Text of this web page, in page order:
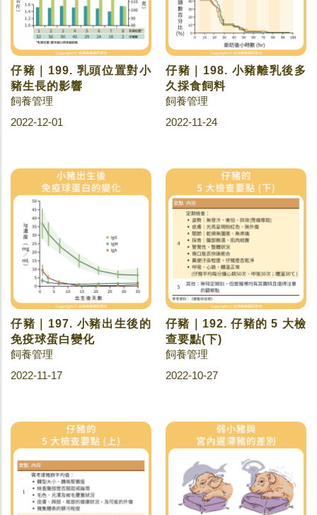
仔豬｜199. 乳頭位置對小
豬生長的影響
飼養管理
2022-12-01
仔豬｜198. 小豬離乳後多
久採食飼料
飼養管理
2022-11-24
仔豬｜197. 小豬出生後的
免疫球蛋白變化
飼養管理
2022-11-17
仔豬｜192. 仔豬的 5 大檢
查要點(下)
飼養管理
2022-10-27